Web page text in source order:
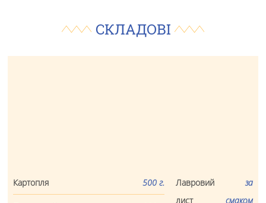
ПРОДУКЦІЯ
ФІРМОВА МЕРЕЖА
СКЛАДОВІ
Картопля 500 г.
Лавровий
лист
за
смаком